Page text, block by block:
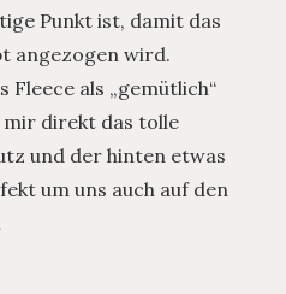
Punkt ist, damit das
angezogen wird.
Fleece als „gemütlich“
direkt das tolle
und der hinten etwas
um uns auch auf den